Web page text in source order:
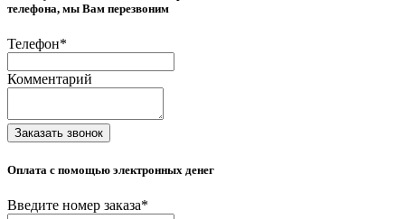
телефона, мы Вам перезвоним
Телефон*
Комментарий
Заказать звонок
Оплата с помощью электронных денег
Введите номер заказа*